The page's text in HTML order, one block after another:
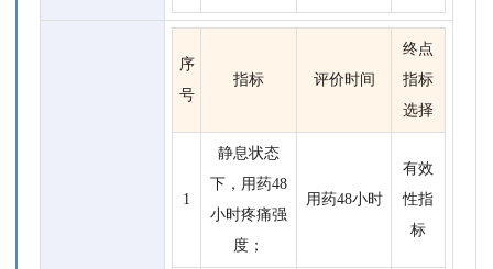
序
号
指标 评价时间
终点
指标
选择
1
静息状态
下，用药48
小时疼痛强
度；
用药48小时
有效
性指
标